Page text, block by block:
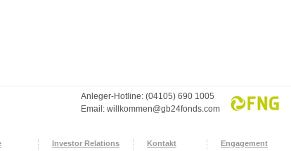
Anleger-Hotline: (04105) 690 1005
Email: willkommen@gb24fonds.com
Investor Relations Kontakt Engagement